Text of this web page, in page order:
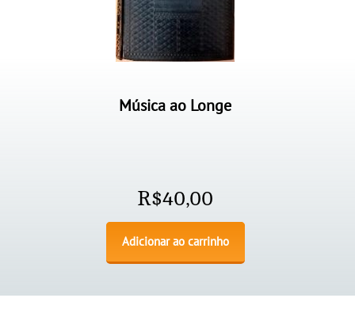
Música ao Longe
R$40,00
Adicionar ao carrinho